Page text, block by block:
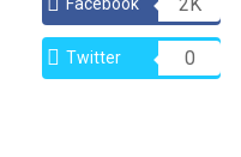
Twitter 0